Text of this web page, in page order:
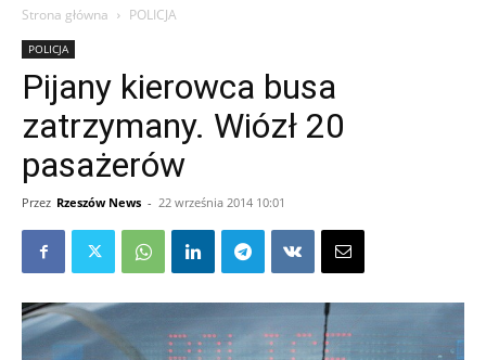
Strona główna POLICJA
POLICJA
Pijany kierowca busa
zatrzymany. Wiózł 20
pasażerów
Przez Rzeszów News - 22 września 2014 10:01